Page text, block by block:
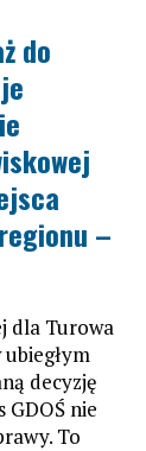
do
–
dla Turowa
decyzję
GDOŚ nie
To